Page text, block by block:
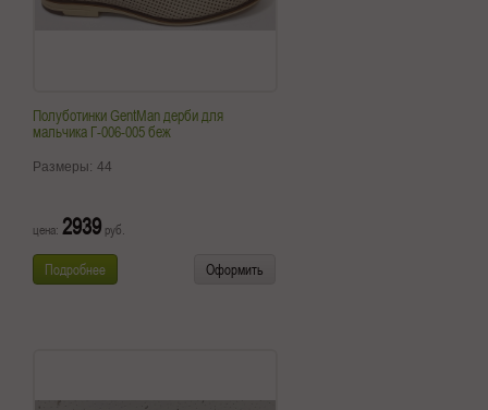
Полуботинки GentMan дерби для
мальчика Г-006-005 беж
Размеры: 44
цена: 2939 руб.
Подробнее Оформить